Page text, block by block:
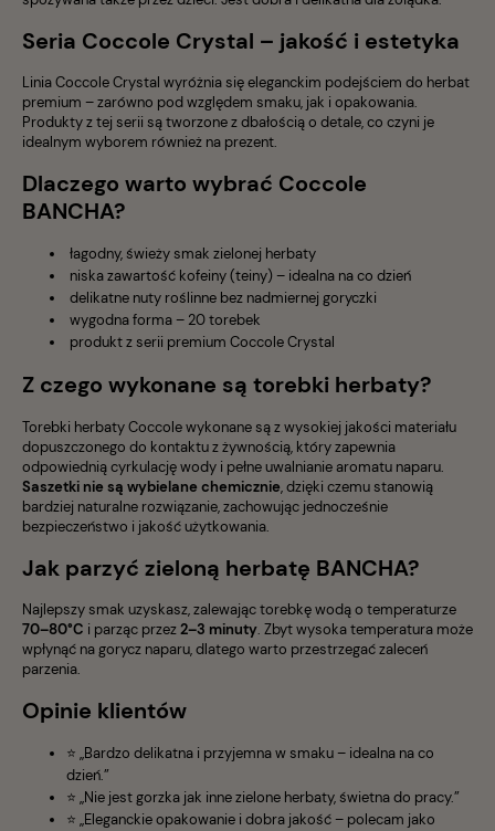
Seria Coccole Crystal – jakość i estetyka
Linia Coccole Crystal wyróżnia się eleganckim podejściem do herbat
premium – zarówno pod względem smaku, jak i opakowania.
Produkty z tej serii są tworzone z dbałością o detale, co czyni je
idealnym wyborem również na prezent.
Dlaczego warto wybrać Coccole
BANCHA?
łagodny, świeży smak zielonej herbaty
niska zawartość kofeiny (teiny) – idealna na co dzień
delikatne nuty roślinne bez nadmiernej goryczki
wygodna forma – 20 torebek
produkt z serii premium Coccole Crystal
Z czego wykonane są torebki herbaty?
Torebki herbaty Coccole wykonane są z wysokiej jakości materiału
dopuszczonego do kontaktu z żywnością, który zapewnia
odpowiednią cyrkulację wody i pełne uwalnianie aromatu naparu.
Saszetki nie są wybielane chemicznie, dzięki czemu stanowią
bardziej naturalne rozwiązanie, zachowując jednocześnie
bezpieczeństwo i jakość użytkowania.
Jak parzyć zieloną herbatę BANCHA?
Najlepszy smak uzyskasz, zalewając torebkę wodą o temperaturze
70–80°C i parząc przez2–3 minuty. Zbyt wysoka temperatura może
wpłynąć na gorycz naparu, dlatego warto przestrzegać zaleceń
parzenia.
Opinie klientów
⭐ „Bardzo delikatna i przyjemna w smaku – idealna na co
dzień.”
⭐ „Nie jest gorzka jak inne zielone herbaty, świetna do pracy.”
⭐ „Eleganckie opakowanie i dobra jakość – polecam jako